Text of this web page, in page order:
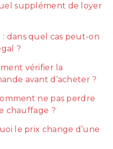
supplément de loyer
dans quel cas peut-on
?
vérifier la
avant d’acheter ?
ne pas perdre
chauffage ?
le prix change d’une